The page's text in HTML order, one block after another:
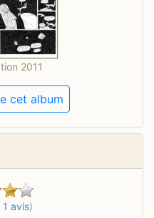
2011
cet album
1 avis)